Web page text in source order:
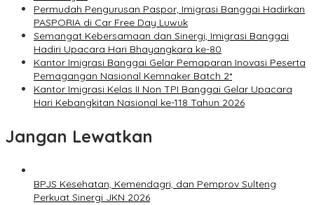
Permudah Pengurusan Paspor, Imigrasi Banggai Hadirkan
PASPORIA di Car Free Day Luwuk
Semangat Kebersamaan dan Sinergi, Imigrasi Banggai
Hadiri Upacara Hari Bhayangkara ke-80
Kantor Imigrasi Banggai Gelar Pemaparan Inovasi Peserta
Pemagangan Nasional Kemnaker Batch 2*
Kantor Imigrasi Kelas II Non TPI Banggai Gelar Upacara
Hari Kebangkitan Nasional ke-118 Tahun 2026
Jangan Lewatkan
BPJS Kesehatan, Kemendagri, dan Pemprov Sulteng
Perkuat Sinergi JKN 2026